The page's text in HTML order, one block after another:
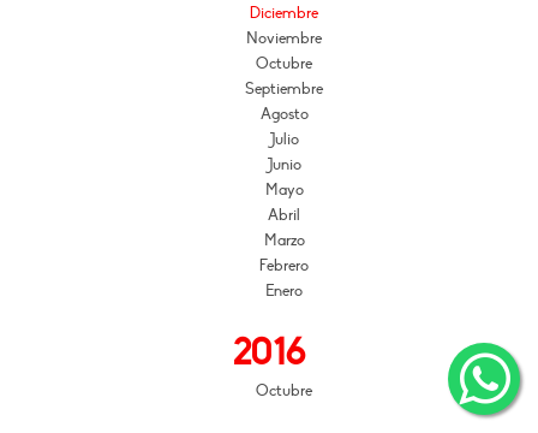
Diciembre
Noviembre
Octubre
Septiembre
Agosto
Julio
Junio
Mayo
Abril
Marzo
Febrero
Enero
2016
Octubre